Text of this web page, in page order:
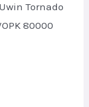
Uwin Tornado
80000